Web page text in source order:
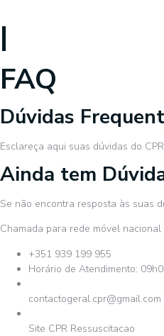
|
FAQ
Dúvidas
Esclareça aqui suas dúvidas do
Ainda tem
Se não encontra resposta às suas
Chamada para rede móvel nacional
+351 939 199 955
Horário de Atendimento:
contactogeral.cpr@gmail.com
Site CPR Ressuscitacao